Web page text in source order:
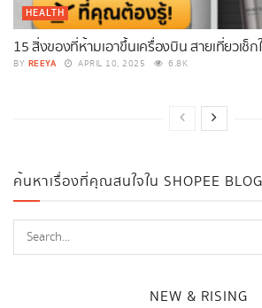
HEALTH
15 สิ่งของที่ห้ามเอาขึ้นเครื่องบิน สายเที่ยวเช็
BY REEYA APRIL 10, 2025 6.8K
ค้นหาเรื่องที่คุณสนใจใน SHOPEE BLOG
NEW & RISING